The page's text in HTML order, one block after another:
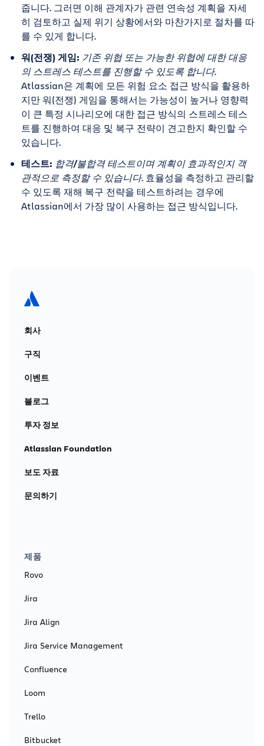
줍니다. 그러면 이해 관계자가 관련 연속성 계획을 자세
히 검토하고 실제 위기 상황에서와 마찬가지로 절차를 따
를 수 있게 합니다.
워(전쟁) 게임: 기존 위협 또는 가능한 위협에 대한 대응
의 스트레스 테스트를 진행할 수 있도록 합니다.
Atlassian은 계획에 모든 위험 요소 접근 방식을 활용하
지만 워(전쟁) 게임을 통해서는 가능성이 높거나 영향력
이 큰 특정 시나리오에 대한 접근 방식의 스트레스 테스
트를 진행하여 대응 및 복구 전략이 견고한지 확인할 수
있습니다.
테스트: 합격/불합격 테스트이며 계획이 효과적인지 객
관적으로 측정할 수 있습니다. 효율성을 측정하고 관리할
수 있도록 재해 복구 전략을 테스트하려는 경우에
Atlassian에서 가장 많이 사용하는 접근 방식입니다.
회사
구직
이벤트
블로그
투자 정보
Atlassian Foundation
보도 자료
문의하기
제품
Rovo
Jira
Jira Align
Jira Service Management
Confluence
Loom
Trello
Bitbucket